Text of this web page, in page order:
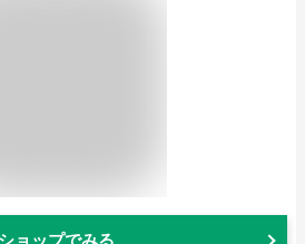
ショップでみる